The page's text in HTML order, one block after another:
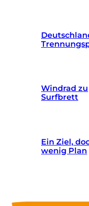
Windrad zu
Surfbrett
Ein Ziel,
wenig Plan